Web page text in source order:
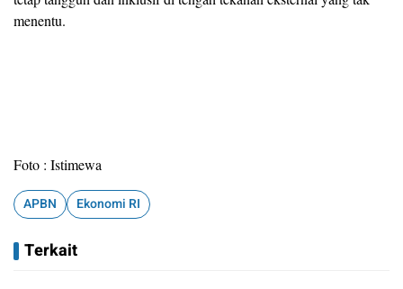
menentu.
Foto : Istimewa
APBN Ekonomi RI
Terkait